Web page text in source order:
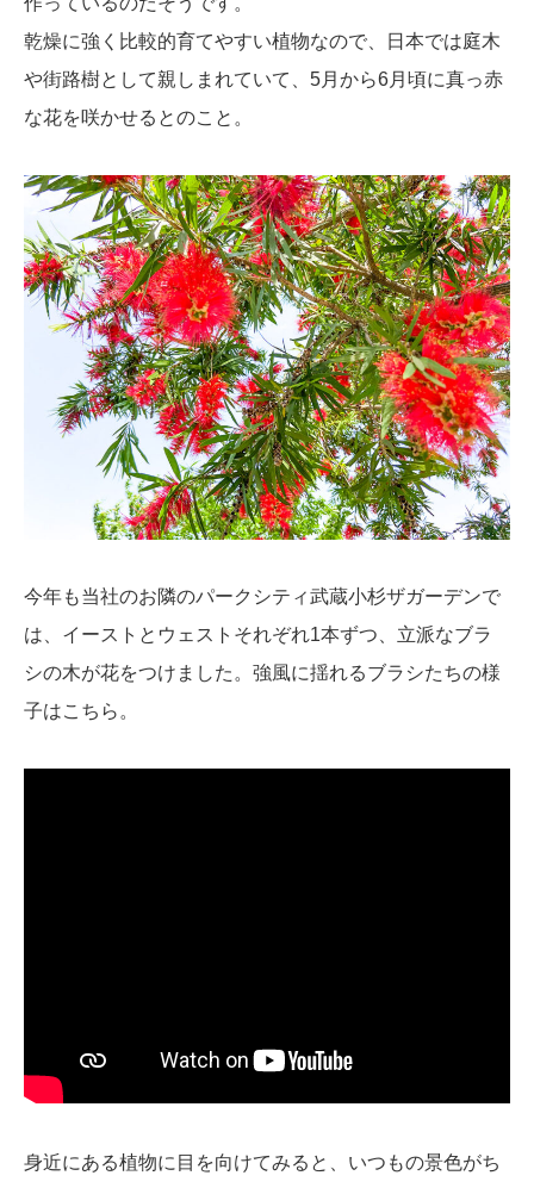
乾燥に強く比較的育てやすい植物なので、日本では庭木
や街路樹として親しまれていて、5月から6月頃に真っ赤
な花を咲かせるとのこと。
今年も当社のお隣のパークシティ武蔵小杉ザガーデンで
は、イーストとウェストそれぞれ1本ずつ、立派なブラ
シの木が花をつけました。強風に揺れるブラシたちの様
子はこちら。
身近にある植物に目を向けてみると、いつもの景色がち